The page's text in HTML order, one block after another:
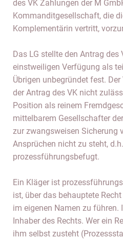
des VK Zahlungen der M
Kommanditgesellschaft, die
Komplementärin vertritt,
Das LG stellte den Antrag des
einstweiligen Verfügung als
Übrigen unbegründet fest.
der Antrag des VK nicht
Position als reinem
mittelbarem Gesellschafter
zur zwangsweisen Sicherung
Ansprüchen nicht zu steht,
prozessführungsbefugt.
Ein Kläger ist
ist, über das behauptete
im eigenen Namen zu führen.
Inhaber des Rechts. Wer ein
ihm selbst zusteht